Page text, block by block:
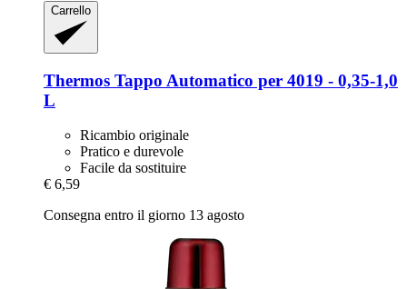
Carrello
Thermos Tappo Automatico per 4019 -​ 0,35-​1,0
L
Ricambio originale
Pratico e durevole
Facile da sostituire
€ 6,59
Consegna entro il giorno 13 agosto